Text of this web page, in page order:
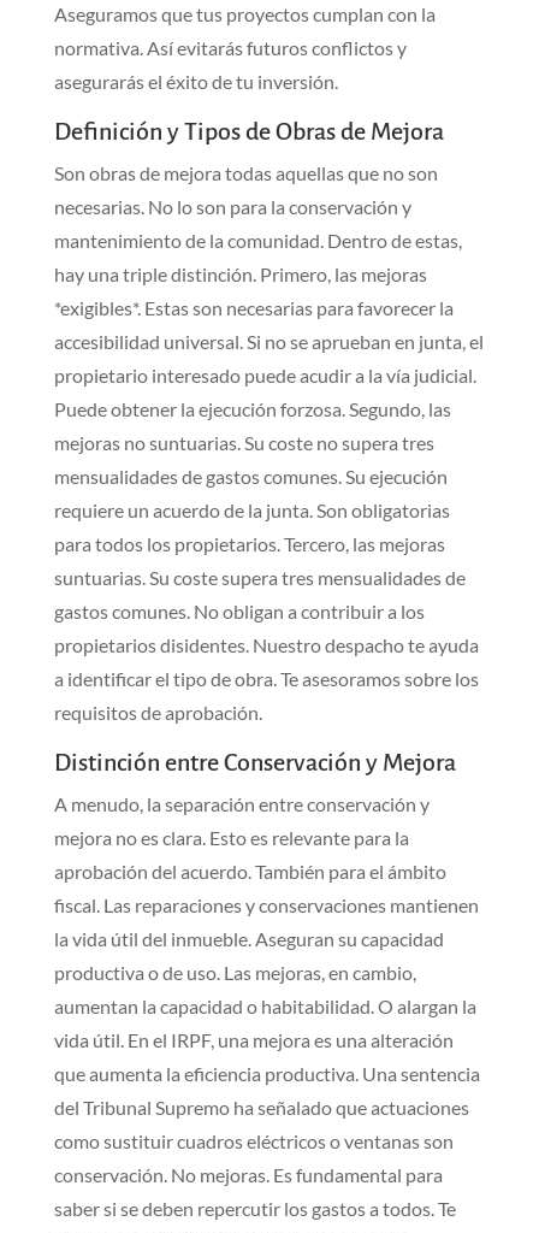
Aseguramos que tus proyectos cumplan con la
normativa. Así evitarás futuros conflictos y
asegurarás el éxito de tu inversión.
Definición y Tipos de Obras de Mejora
Son obras de mejora todas aquellas que no son
necesarias. No lo son para la conservación y
mantenimiento de la comunidad. Dentro de estas,
hay una triple distinción. Primero, las mejoras
*exigibles*. Estas son necesarias para favorecer la
accesibilidad universal. Si no se aprueban en junta, el
propietario interesado puede acudir a la vía judicial.
Puede obtener la ejecución forzosa. Segundo, las
mejoras no suntuarias. Su coste no supera tres
mensualidades de gastos comunes. Su ejecución
requiere un acuerdo de la junta. Son obligatorias
para todos los propietarios. Tercero, las mejoras
suntuarias. Su coste supera tres mensualidades de
gastos comunes. No obligan a contribuir a los
propietarios disidentes. Nuestro despacho te ayuda
a identificar el tipo de obra. Te asesoramos sobre los
requisitos de aprobación.
Distinción entre Conservación y Mejora
A menudo, la separación entre conservación y
mejora no es clara. Esto es relevante para la
aprobación del acuerdo. También para el ámbito
fiscal. Las reparaciones y conservaciones mantienen
la vida útil del inmueble. Aseguran su capacidad
productiva o de uso. Las mejoras, en cambio,
aumentan la capacidad o habitabilidad. O alargan la
vida útil. En el IRPF, una mejora es una alteración
que aumenta la eficiencia productiva. Una sentencia
del Tribunal Supremo ha señalado que actuaciones
como sustituir cuadros eléctricos o ventanas son
conservación. No mejoras. Es fundamental para
saber si se deben repercutir los gastos a todos. Te